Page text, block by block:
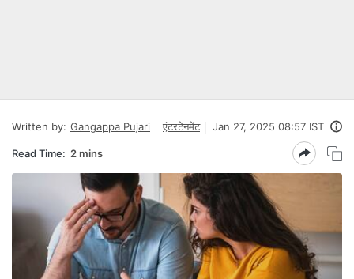
Written by: Gangappa Pujari एंटरटेनमेंट Jan 27, 2025 08:57 IST
Read Time: 2 mins